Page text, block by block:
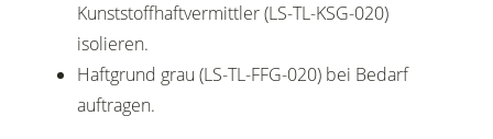
Kunststoffhaftvermittler (LS-TL-KSG-020)
isolieren.
Haftgrund grau (LS-TL-FFG-020) bei Bedarf
auftragen.